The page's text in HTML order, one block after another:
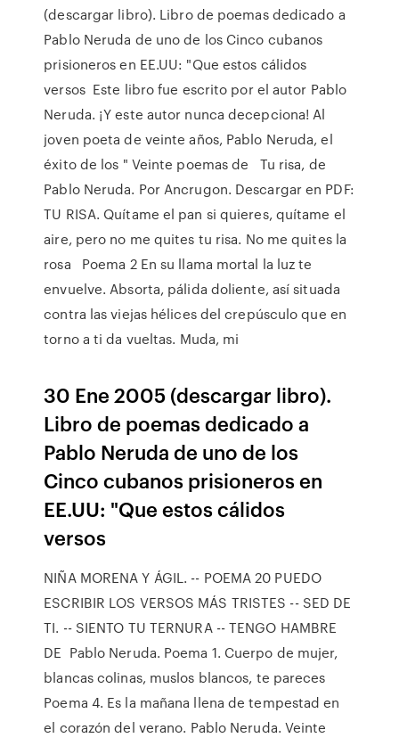
(descargar libro). Libro de poemas dedicado a
Pablo Neruda de uno de los Cinco cubanos
prisioneros en EE.UU: "Que estos cálidos
versos Este libro fue escrito por el autor Pablo
Neruda. ¡Y este autor nunca decepciona! Al
joven poeta de veinte años, Pablo Neruda, el
éxito de los " Veinte poemas de Tu risa, de
Pablo Neruda. Por Ancrugon. Descargar en PDF:
TU RISA. Quítame el pan si quieres, quítame el
aire, pero no me quites tu risa. No me quites la
rosa Poema 2 En su llama mortal la luz te
envuelve. Absorta, pálida doliente, así situada
contra las viejas hélices del crepúsculo que en
torno a ti da vueltas. Muda, mi
30 Ene 2005 (descargar libro).
Libro de poemas dedicado a
Pablo Neruda de uno de los
Cinco cubanos prisioneros en
EE.UU: "Que estos cálidos
versos
NIÑA MORENA Y ÁGIL. -- POEMA 20 PUEDO
ESCRIBIR LOS VERSOS MÁS TRISTES -- SED DE
TI. -- SIENTO TU TERNURA -- TENGO HAMBRE
DE Pablo Neruda. Poema 1. Cuerpo de mujer,
blancas colinas, muslos blancos, te pareces
Poema 4. Es la mañana llena de tempestad en
el corazón del verano. Pablo Neruda. Veinte